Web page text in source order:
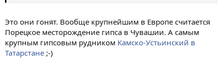
Это они гонят. Вообще крупнейшим в Европе считается
Порецкое месторождение гипса в Чувашии. А самым
крупным гипсовым рудником Камско-Устьинский в
Татарстане ;-)